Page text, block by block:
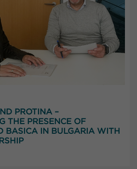
PROTINA –
THE PRESENCE OF
BASICA IN BULGARIA WITH